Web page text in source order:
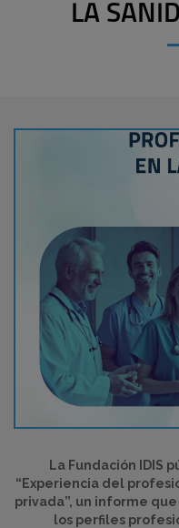
LA
La Fundación IDIS
“Experiencia del
privada”, un informe
los perfiles